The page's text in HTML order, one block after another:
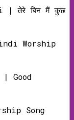
| तेरे बिन मैं कुछ
Worship
Good
Song